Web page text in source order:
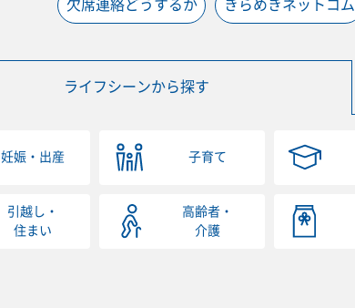
欠席連絡どうするか きらめきネットコム
ライフシーンから探す
妊娠・出産 子育て
引越し・
住まい
高齢者・
介護